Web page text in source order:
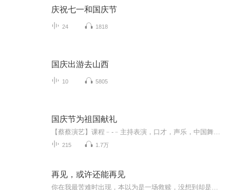
庆祝七一和国庆节
24 1818
国庆出游去山西
10 5805
国庆节为祖国献礼
215 1.7万
再见，或许还能再见